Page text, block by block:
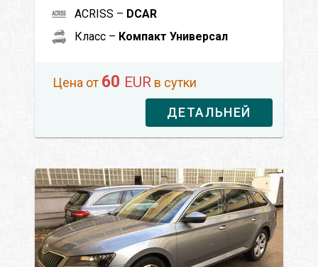
ACRISS – DCAR
Класс – Компакт Универсал
Цена от 60 EUR в сутки
ДЕТАЛЬНЕЙ